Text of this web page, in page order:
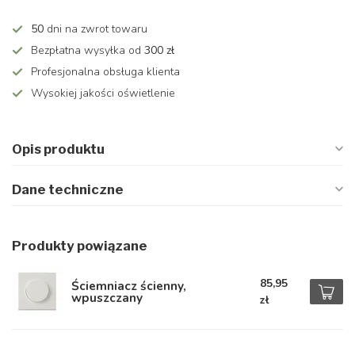
50 dni na zwrot towaru
Bezpłatna wysyłka od 300 zł
Profesjonalna obsługa klienta
Wysokiej jakości oświetlenie
Opis produktu
Dane techniczne
Produkty powiązane
Ściemniacz ścienny,
wpuszczany
85,95
zł